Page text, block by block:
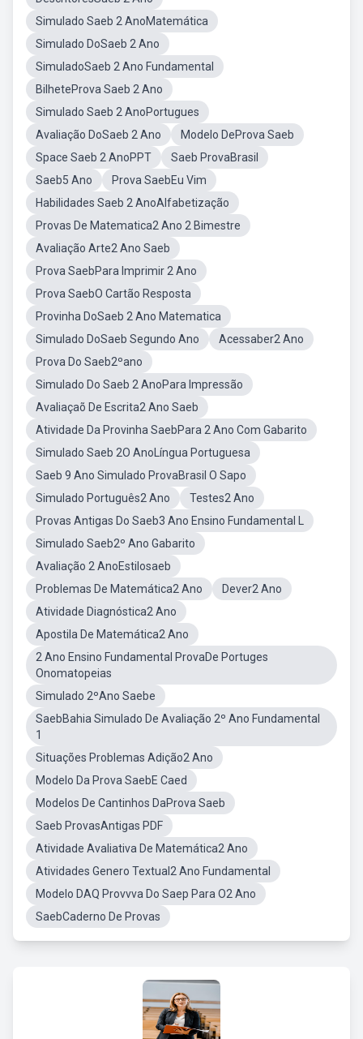
Simulado Saeb 2 AnoMatemática
Simulado DoSaeb 2 Ano
SimuladoSaeb 2 Ano Fundamental
BilheteProva Saeb 2 Ano
Simulado Saeb 2 AnoPortugues
Avaliação DoSaeb 2 Ano
Modelo DeProva Saeb
Space Saeb 2 AnoPPT
Saeb ProvaBrasil
Saeb5 Ano
Prova SaebEu Vim
Habilidades Saeb 2 AnoAlfabetização
Provas De Matematica2 Ano 2 Bimestre
Avaliação Arte2 Ano Saeb
Prova SaebPara Imprimir 2 Ano
Prova SaebO Cartão Resposta
Provinha DoSaeb 2 Ano Matematica
Simulado DoSaeb Segundo Ano
Acessaber2 Ano
Prova Do Saeb2ºano
Simulado Do Saeb 2 AnoPara Impressão
Avaliaçaõ De Escrita2 Ano Saeb
Atividade Da Provinha SaebPara 2 Ano Com Gabarito
Simulado Saeb 2O AnoLíngua Portuguesa
Saeb 9 Ano Simulado ProvaBrasil O Sapo
Simulado Português2 Ano
Testes2 Ano
Provas Antigas Do Saeb3 Ano Ensino Fundamental L
Simulado Saeb2º Ano Gabarito
Avaliação 2 AnoEstilosaeb
Problemas De Matemática2 Ano
Dever2 Ano
Atividade Diagnóstica2 Ano
Apostila De Matemática2 Ano
2 Ano Ensino Fundamental ProvaDe Portuges
Onomatopeias
Simulado 2ºAno Saebe
SaebBahia Simulado De Avaliação 2º Ano Fundamental
1
Situações Problemas Adição2 Ano
Modelo Da Prova SaebE Caed
Modelos De Cantinhos DaProva Saeb
Saeb ProvasAntigas PDF
Atividade Avaliativa De Matemática2 Ano
Atividades Genero Textual2 Ano Fundamental
Modelo DAQ Provvva Do Saep Para O2 Ano
SaebCaderno De Provas